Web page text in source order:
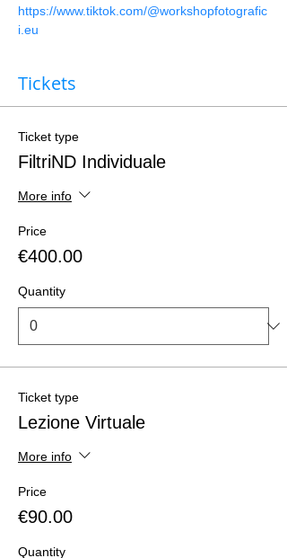
https://www.tiktok.com/@workshopfotografic
i.eu
Tickets
Ticket type
FiltriND Individuale
More info
Price
€400.00
Quantity
Ticket type
Lezione Virtuale
More info
Price
€90.00
Quantity